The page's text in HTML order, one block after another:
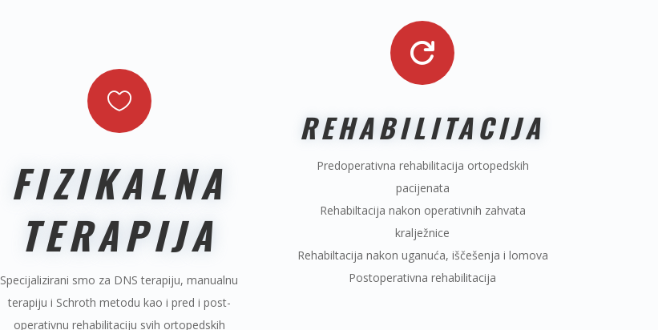

FIZIKALNA
TERAPIJA
Specijalizirani smo za DNS terapiju, manualnu
terapiju i Schroth metodu kao i pred i post-
operativnu rehabilitaciju svih ortopedskih

REHABILITACIJA
Predoperativna rehabilitacija ortopedskih
pacijenata
Rehabiltacija nakon operativnih zahvata
kralježnice
Rehabiltacija nakon uganuća, iščešenja i lomova
Postoperativna rehabilitacija